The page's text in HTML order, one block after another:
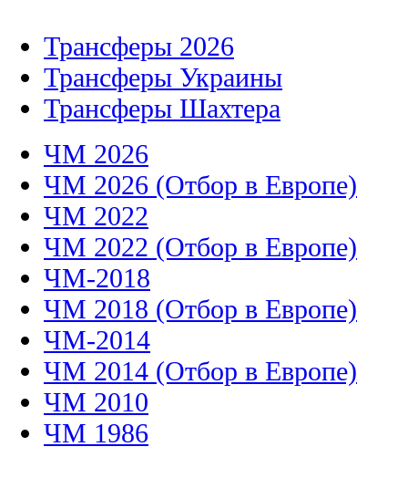
Трансферы 2026
Трансферы Украины
Трансферы Шахтера
ЧМ 2026
ЧМ 2026 (Отбор в Европе)
ЧМ 2022
ЧМ 2022 (Отбор в Европе)
ЧМ-2018
ЧМ 2018 (Отбор в Европе)
ЧМ-2014
ЧМ 2014 (Отбор в Европе)
ЧМ 2010
ЧМ 1986